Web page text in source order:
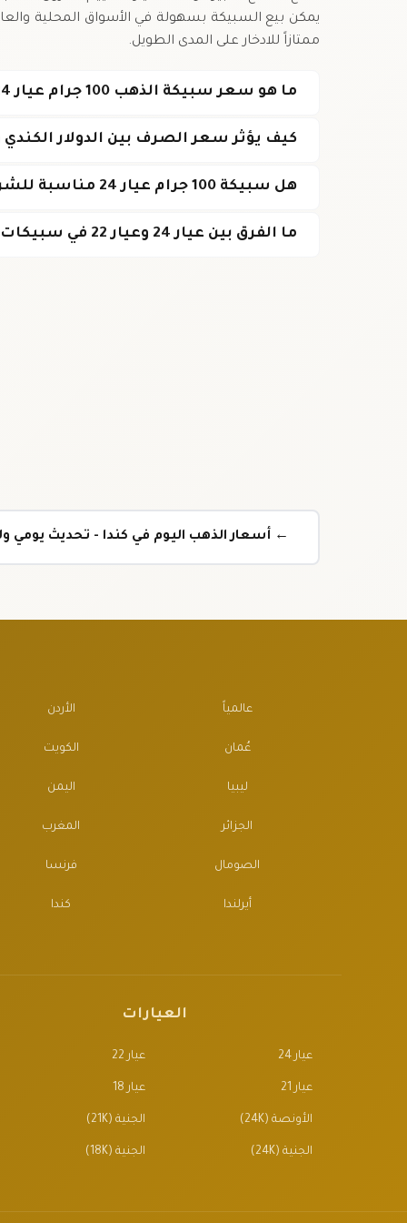
يمكن بيع السبيكة بسهولة في الأسواق المحلية
ممتازاً للادخار على المدى الطويل.
ما هو سعر سبيكة الذهب 100 جرام عيار 24 في كندا اليوم?
كيف يؤثر سعر الصرف بين الدولار الكندي
هل سبيكة 100 جرام عيار 24 مناسبة للشراء كاستثمار طويل الأجل؟
ما الفرق بين عيار 24 وعيار 22 في سبيكات الذهب?
← أسعار الذهب اليوم في كندا - تحديث يومي
عالمياً الأردن
عُمان الكويت
ليبيا اليمن
الجزائر المغرب
الصومال فرنسا
أيرلندا كندا
العيارات
عيار 24 عيار 22
عيار 21 عيار 18
الأونصة (24K) الجنية (21K)
الجنية (24K) الجنية (18K)